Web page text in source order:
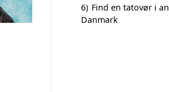
6) Find en tatovør i
Danmark